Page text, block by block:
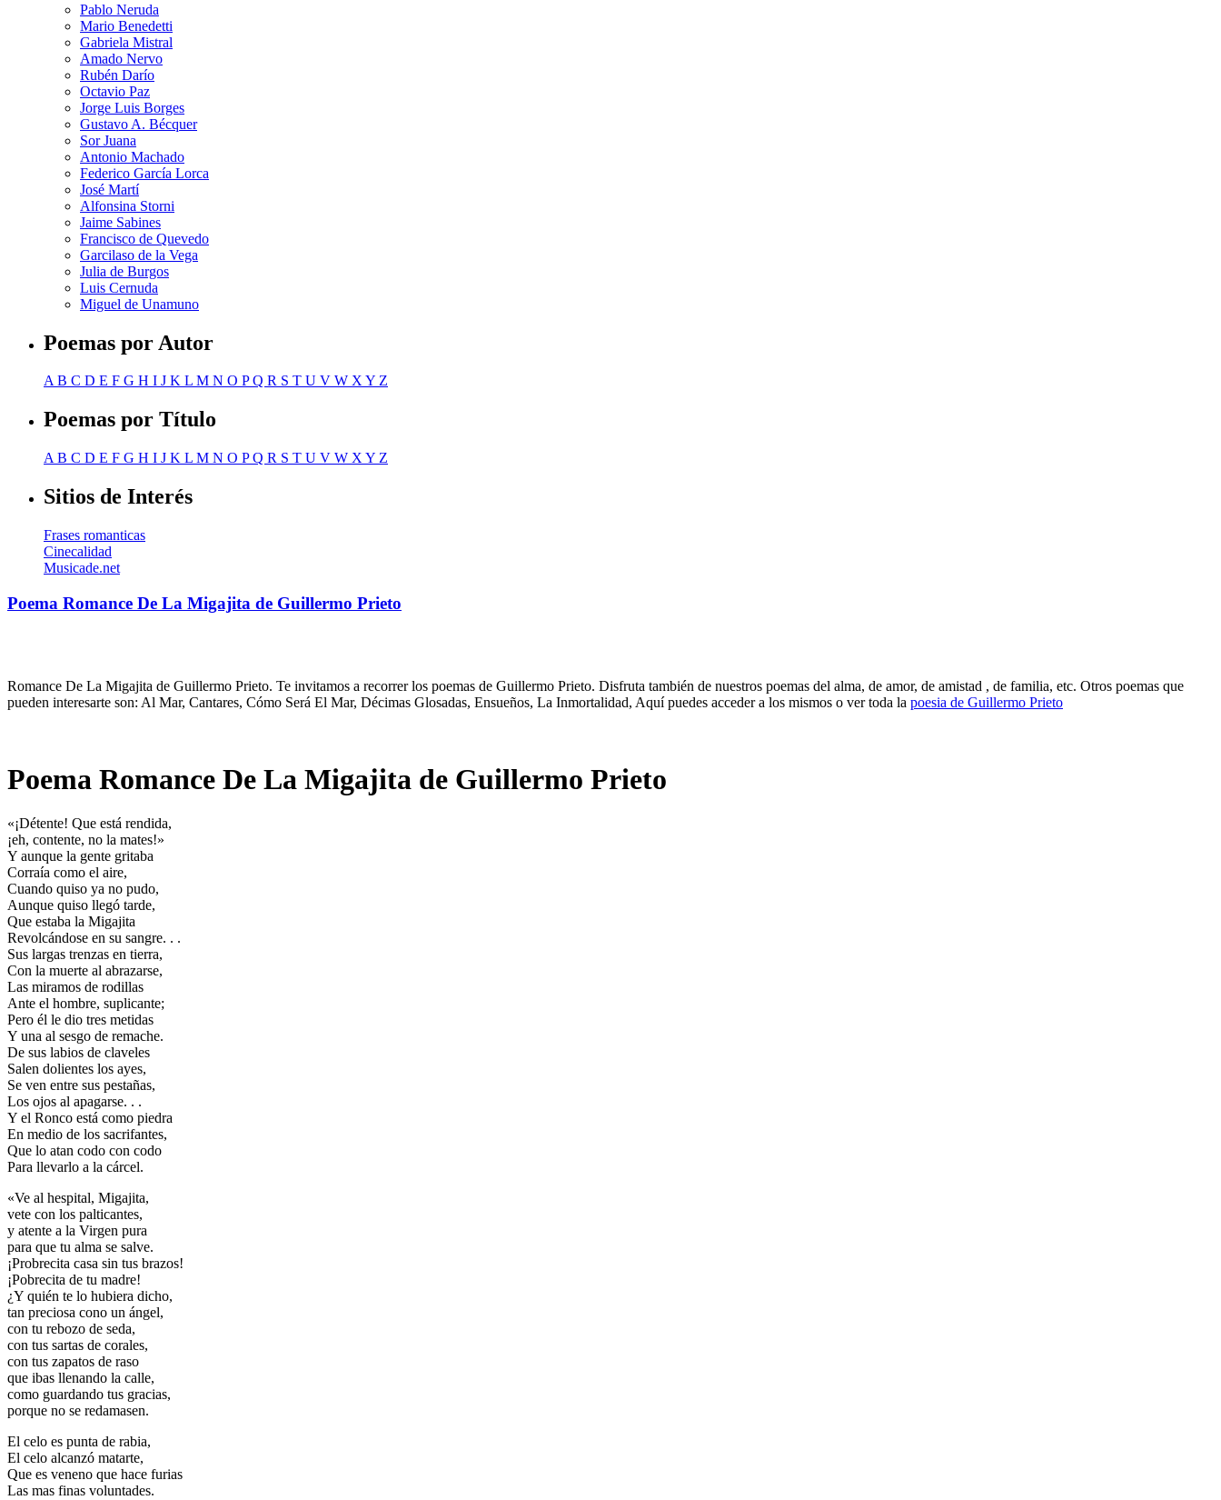
Pablo Neruda
Mario Benedetti
Gabriela Mistral
Amado Nervo
Rubén Darío
Octavio Paz
Jorge Luis Borges
Gustavo A. Bécquer
Sor Juana
Antonio Machado
Federico García Lorca
José Martí
Alfonsina Storni
Jaime Sabines
Francisco de Quevedo
Garcilaso de la Vega
Julia de Burgos
Luis Cernuda
Miguel de Unamuno
Poemas por Autor
AB C D E F G H I J K L M N O PQ R S T U V W XY Z
Poemas por Título
A B C D E F G H I J K L M N O PQ R S T U V W X Y Z
Sitios de Interés
Frases romanticas
Cinecalidad
Musicade.net
Poema Romance De La Migajita de Guillermo Prieto
Romance De La Migajita de Guillermo Prieto. Te invitamos a recorrer los poemas de Guillermo Prieto. Disfruta también de nuestros poemas del alma, de amor, de amistad , de familia, etc. Otros poemas que
pueden interesarte son: Al Mar, Cantares, Cómo Será El Mar, Décimas Glosadas, Ensueños, La Inmortalidad, Aquí puedes acceder a los mismos o ver toda la poesia de Guillermo Prieto
Poema Romance De La Migajita de Guillermo Prieto
«¡Détente! Que está rendida,
¡eh, contente, no la mates!»
Y aunque la gente gritaba
Corraía como el aire,
Cuando quiso ya no pudo,
Aunque quiso llegó tarde,
Que estaba la Migajita
Revolcándose en su sangre. . .
Sus largas trenzas en tierra,
Con la muerte al abrazarse,
Las miramos de rodillas
Ante el hombre, suplicante;
Pero él le dio tres metidas
Y una al sesgo de remache.
De sus labios de claveles
Salen dolientes los ayes,
Se ven entre sus pestañas,
Los ojos al apagarse. . .
Y el Ronco está como piedra
En medio de los sacrifantes,
Que lo atan codo con codo
Para llevarlo a la cárcel.
«Ve al hespital, Migajita,
vete con los palticantes,
y atente a la Virgen pura
para que tu alma se salve.
¡Probrecita casa sin tus brazos!
¡Pobrecita de tu madre!
¿Y quién te lo hubiera dicho,
tan preciosa cono un ángel,
con tu rebozo de seda,
con tus sartas de corales,
con tus zapatos de raso
que ibas llenando la calle,
como guardando tus gracias,
porque no se redamasen.
El celo es punta de rabia,
El celo alcanzó matarte,
Que es veneno que hace furias
Las mas finas voluntades.